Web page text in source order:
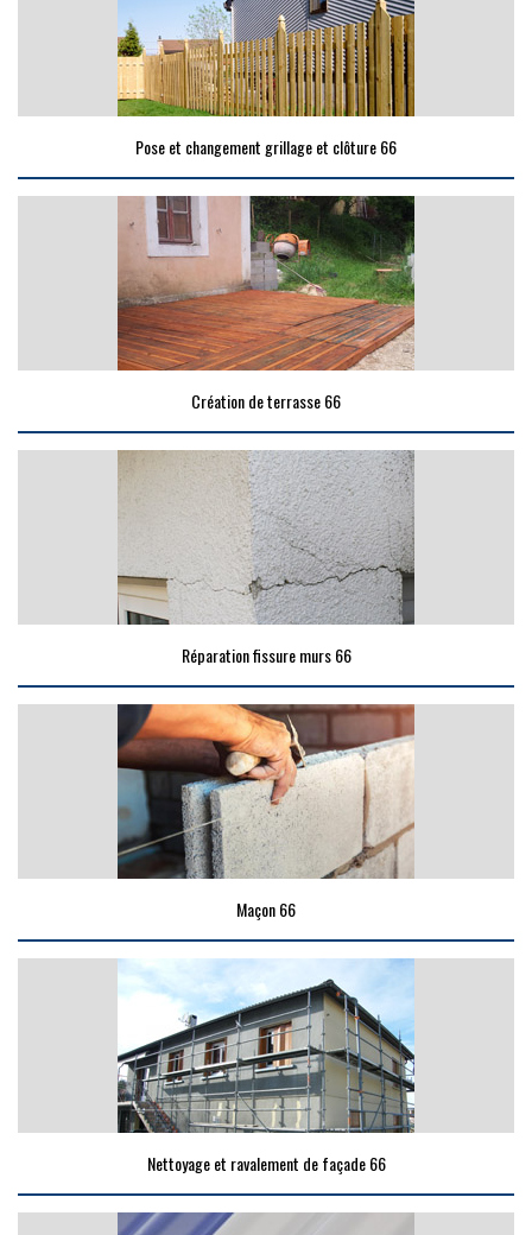
Pose et changement grillage et clôture 66
Création de terrasse 66
Réparation fissure murs 66
Maçon 66
Nettoyage et ravalement de façade 66